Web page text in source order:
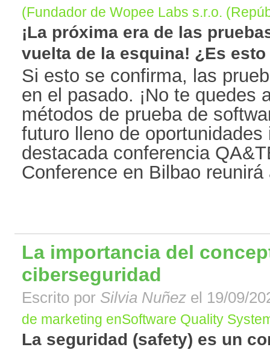
(Fundador de Wopee Labs s.r.o.
¡La próxima era de las
vuelta de la esquina! ¿Es esto
Si esto se confirma, las
en el pasado. ¡No te quedes
métodos de prueba de
futuro lleno de
destacada conferencia
Conference en Bilbao
La importancia del
ciberseguridad
Escrito por Silvia Nuñez el 19/09/
de marketing enSoftware Quality
La seguridad (safety) es un